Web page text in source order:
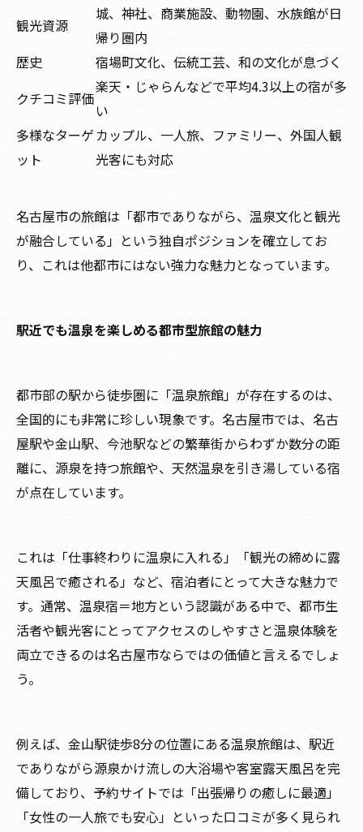
観光資源
城、神社、商業施設、動物園、水族館が日
帰り圏内
歴史
宿場町文化、伝統工芸、和の文化が息づく
クチコミ評価
楽天・じゃらんなどで平均4.3以上の宿が多
い
多様なターゲ
ット
カップル、一人旅、ファミリー、外国人観
光客にも対応
名古屋市の旅館は「都市でありながら、温泉文化と観光
が融合している」という独自ポジションを確立してお
り、これは他都市にはない強力な魅力となっています。
駅近でも温泉を楽しめる都市型旅館の魅力
都市部の駅から徒歩圏に「温泉旅館」が存在するのは、
全国的にも非常に珍しい現象です。名古屋市では、名古
屋駅や金山駅、今池駅などの繁華街からわずか数分の距
離に、源泉を持つ旅館や、天然温泉を引き湯している宿
が点在しています。
これは「仕事終わりに温泉に入れる」「観光の締めに露
天風呂で癒される」など、宿泊者にとって大きな魅力で
す。通常、温泉宿＝地方という認識がある中で、都市生
活者や観光客にとってアクセスのしやすさと温泉体験を
両立できるのは名古屋市ならではの価値と言えるでしょ
う。
例えば、金山駅徒歩8分の位置にある温泉旅館は、駅近
でありながら源泉かけ流しの大浴場や客室露天風呂を完
備しており、予約サイトでは「出張帰りの癒しに最適」
「女性の一人旅でも安心」といった口コミが多く見られ